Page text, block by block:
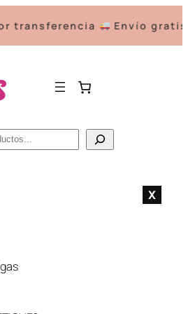
transferencia Envío gratis
X